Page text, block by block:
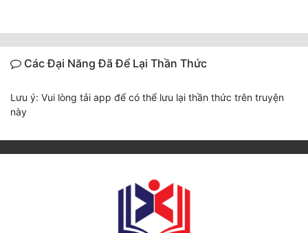
Các Đại Năng Đã Để Lại Thần Thức
Lưu ý: Vui lòng tải app để có thể lưu lại thần thức trên truyện
này